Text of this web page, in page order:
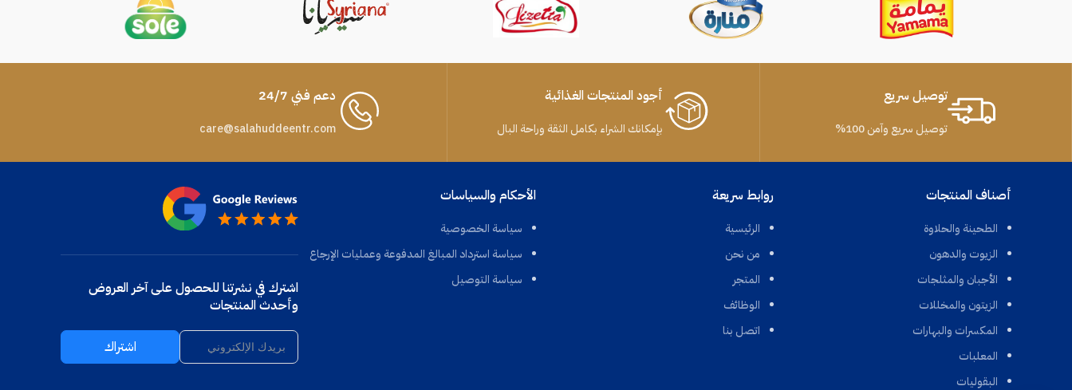
توصيل سريع
توصيل سريع وآمن 100%
أجود المنتجات الغذائية
بإمكانك الشراء بكامل الثقة وراحة البال
دعم فني 24/7
care@salahuddeentr.com
أصناف المنتجات
الطحينة والحلاوة
الزيوت والدهون
الأجبان والمثلجات
الزيتون والمخللات
المكسرات والبهارات
المعلبات
البقوليات
روابط سريعة
الرئيسية
من نحن
المتجر
الوظائف
اتصل بنا
الأحكام والسياسات
سياسة الخصوصية
سياسة استرداد المبالغ المدفوعة وعمليات الإرجاع
سياسة التوصيل
اشترك في نشرتنا للحصول على آخر العروض
وأحدث المنتجات
اشتراك